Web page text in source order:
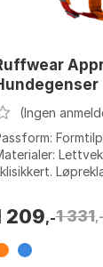
(Ingen
209,-1 331,-